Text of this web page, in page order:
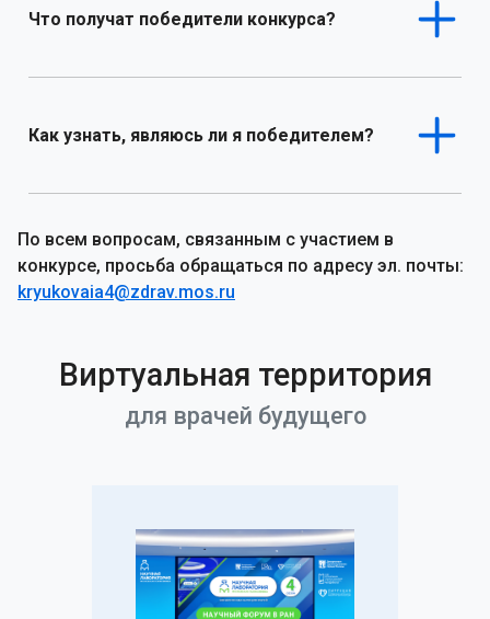
Что получат победители конкурса?
Как узнать, являюсь ли я победителем?
По всем вопросам, связанным с участием в
конкурсе, просьба обращаться по адресу эл. почты:
kryukovaia4@zdrav.mos.ru
Виртуальная территория
для врачей будущего